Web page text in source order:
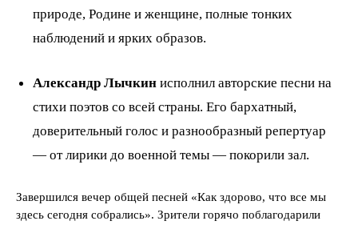
природе, Родине и женщине, полные тонких
наблюдений и ярких образов.
Александр Лычкин исполнил авторские песни на
стихи поэтов со всей страны. Его бархатный,
доверительный голос и разнообразный репертуар
— от лирики до военной темы — покорили зал.
Завершился вечер общей песней «Как здорово, что все мы
здесь сегодня собрались». Зрители горячо поблагодарили